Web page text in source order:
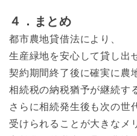
４．まとめ
都市農地貸借法により、
生産緑地を安心して貸し出
契約期間終了後に確実に農
相続税の納税猶予が継続す
さらに相続発生後も次の世
受けられることが大きなメ